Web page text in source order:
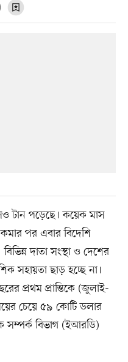
টান পড়েছে। কয়েক মাস
কমার পর এবার বিদেশি
দাতা সংস্থা ও দেশের
সহায়তা ছাড় হচ্ছে না।
প্রথম প্রান্তিকে (জুলাই-
চেয়ে ৫৯ কোটি ডলার
সম্পর্ক বিভাগ (ইআরডি)